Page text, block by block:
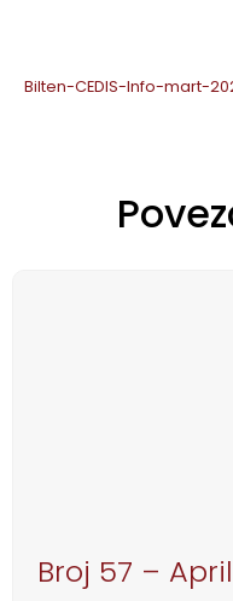
Bilten-CEDIS-Info-mart-
Broj 57 –